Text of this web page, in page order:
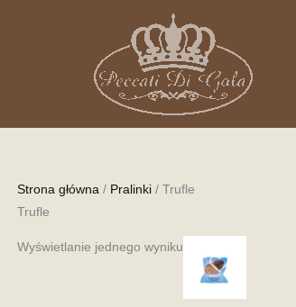
Strona główna / Pralinki / Trufle
Trufle
Wyświetlanie jednego wyniku